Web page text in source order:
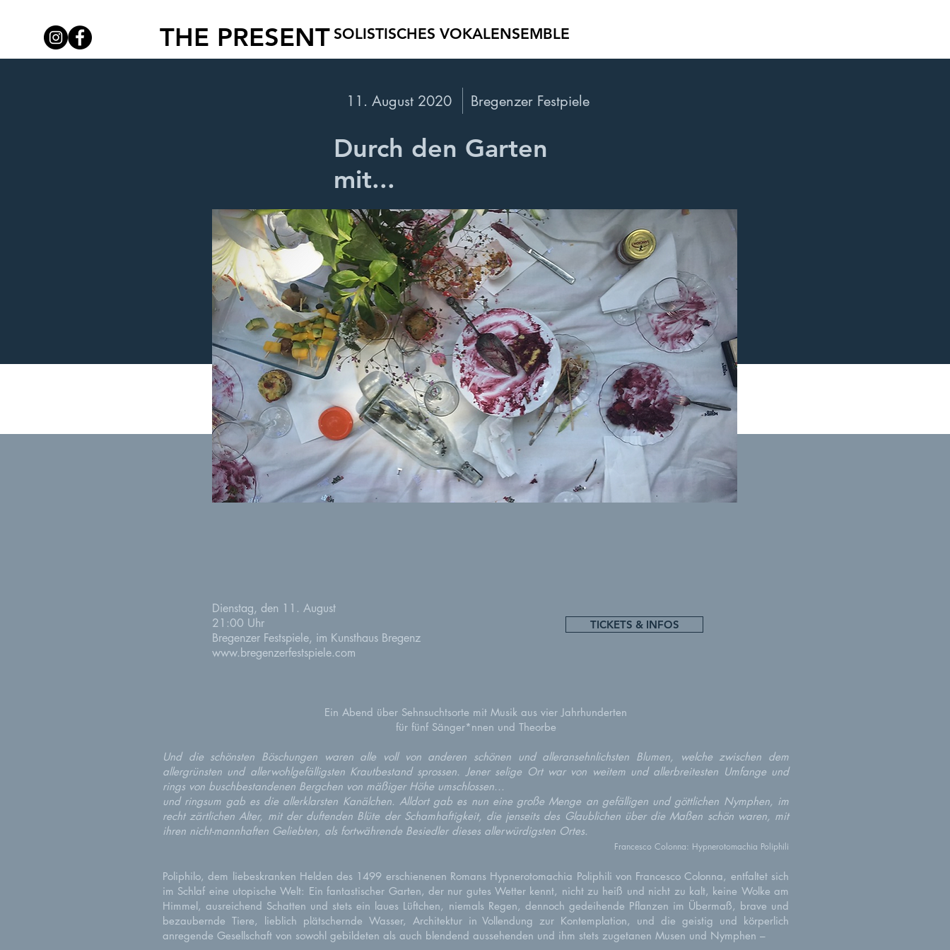
THE PRESENT SOLISTISCHES VOKALENSEMBLE
11. August 2020 Bregenzer Festpiele
Durch den Garten
mit...
Dienstag, den 11. August
21:00 Uhr
Bregenzer Festspiele, im Kunsthaus Bregenz
www.bregenzerfestspiele.com
TICKETS & INFOS
Ein Abend über Sehnsuchtsorte mit Musik aus vier Jahrhunderten
für fünf Sänger*nnen und Theorbe
Und die schönsten Böschungen waren alle voll von anderen schönen und alleransehnlichsten Blumen, welche zwischen dem
allergrünsten und allerwohlgefälligsten Krautbestand sprossen. Jener selige Ort war von weitem und allerbreitesten Umfange und
rings von buschbestandenen Bergchen von mäßiger Höhe umschlossen...
und ringsum gab es die allerklarsten Kanälchen. Alldort gab es nun eine große Menge an gefälligen und göttlichen Nymphen, im
recht zärtlichen Alter, mit der duftenden Blüte der Schamhaftigkeit, die jenseits des Glaublichen über die Maßen schön waren, mit
ihren nicht-mannhaften Geliebten, als fortwährende Besiedler dieses allerwürdigsten Ortes.
Francesco Colonna: Hypnerotomachia Poliphili
Poliphilo, dem liebeskranken Helden des 1499 erschienenen Romans Hypnerotomachia Poliphili von Francesco Colonna, entfaltet sich
im Schlaf eine utopische Welt: Ein fantastischer Garten, der nur gutes Wetter kennt, nicht zu heiß und nicht zu kalt, keine Wolke am
Himmel, ausreichend Schatten und stets ein laues Lüftchen, niemals Regen, dennoch gedeihende Pflanzen im Übermaß, brave und
bezaubernde Tiere, lieblich plätschernde Wasser, Architektur in Vollendung zur Kontemplation, und die geistig und körperlich
anregende Gesellschaft von sowohl gebildeten als auch blendend aussehenden und ihm stets zugetanen Musen und Nymphen –